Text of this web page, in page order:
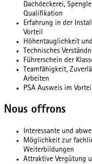
Dachdeckerei,
Qualifikation
Erfahrung in der
Vorteil
Höhentauglichkeit
Technisches
Führerschein der
Teamfähigkeit,
Arbeiten
PSA Ausweis im
Nous offrons
Interessante und
Möglichkeit zur
Weiterbildungen
Attraktive Vergütung